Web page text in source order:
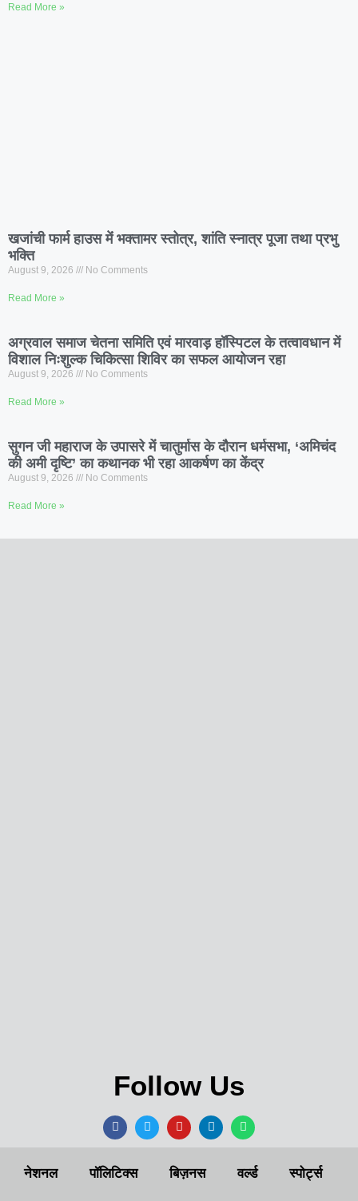
Read More »
खजांची फार्म हाउस मेंं भक्तामर स्तोत्र, शांति स्नात्र पूजा तथा प्रभु
भक्ति
August 9, 2026 No Comments
Read More »
अग्रवाल समाज चेतना समिति एवं मारवाड़ हॉस्पिटल के तत्वावधान में
विशाल निःशुल्क चिकित्सा शिविर का सफल आयोजन रहा
August 9, 2026 No Comments
Read More »
सुगन जी महाराज के उपासरे में चातुर्मास के दौरान धर्मसभा, ‘अमिचंद
की अमी दृष्टि’ का कथानक भी रहा आकर्षण का केंद्र
August 9, 2026 No Comments
Read More »
Follow Us
नेशनल पॉलिटिक्स बिज़नस वर्ल्ड स्पोर्ट्स